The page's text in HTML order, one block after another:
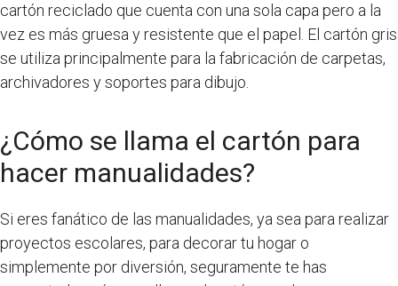
cartón reciclado que cuenta con una sola capa pero a la
vez es más gruesa y resistente que el papel. El cartón gris
se utiliza principalmente para la fabricación de carpetas,
archivadores y soportes para dibujo.
¿Cómo se llama el cartón para
hacer manualidades?
Si eres fanático de las manualidades, ya sea para realizar
proyectos escolares, para decorar tu hogar o
simplemente por diversión, seguramente te has